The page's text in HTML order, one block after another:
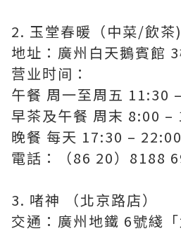
2. 玉堂春暖（中菜/飲茶)
地址：廣州白天鵝賓館
营业时间：
午餐 周一至周五 11:30
早茶及午餐 周末 8:00 –
晚餐 每天 17:30 – 22:00
電話：（86 20）8188
3. 啫神 （北京路店）
交通：廣州地鐵 6號綫